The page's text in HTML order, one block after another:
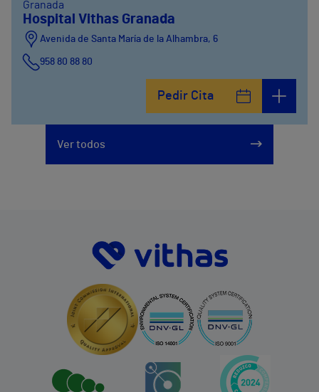
Granada
Hospital Vithas Granada
Avenida de Santa María de la Alhambra, 6
958 80 88 80
Pedir Cita
Ver todos